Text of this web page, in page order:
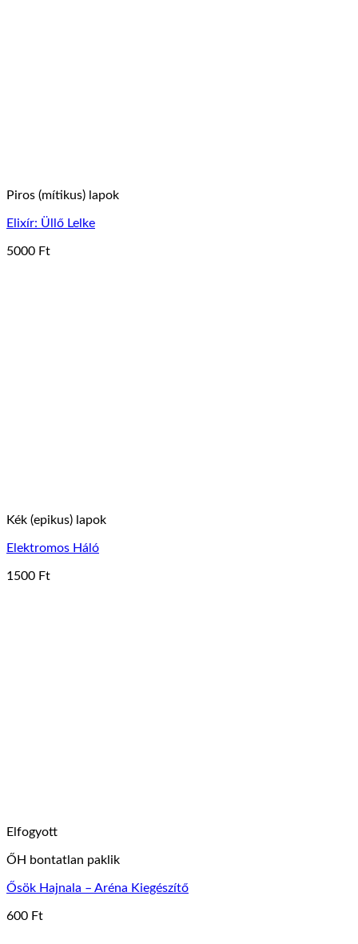
Piros (mítikus) lapok
Elixír: Üllő Lelke
5000 Ft
Kék (epikus) lapok
Elektromos Háló
1500 Ft
Elfogyott
ŐH bontatlan paklik
Ősök Hajnala – Aréna Kiegészítő
600 Ft